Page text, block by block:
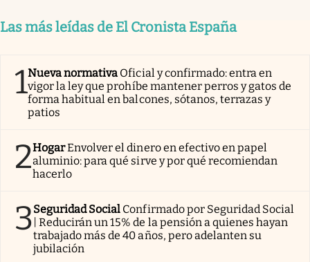
Las más leídas de El Cronista España
1Nueva normativa Oficial y confirmado: entra en
vigor la ley que prohíbe mantener perros y gatos de
forma habitual en balcones, sótanos, terrazas y
patios
2HogarEnvolver el dinero en efectivo en papel
aluminio: para qué sirve y por qué recomiendan
hacerlo
3Seguridad Social Confirmado por Seguridad Social
| Reducirán un 15% de la pensión a quienes hayan
trabajado más de 40 años, pero adelanten su
jubilación